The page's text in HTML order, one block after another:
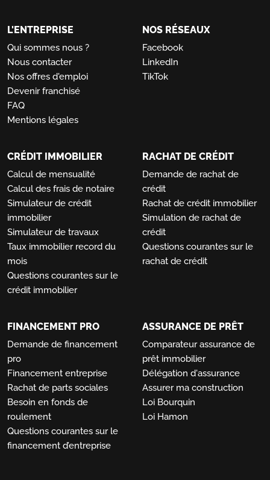
L'ENTREPRISE
Qui sommes nous ?
Nous contacter
Nos offres d'emploi
Devenir franchisé
FAQ
Mentions légales
NOS RÉSEAUX
Facebook
LinkedIn
TikTok
CRÉDIT IMMOBILIER
Calcul de mensualité
Calcul des frais de notaire
Simulateur de crédit
immobilier
Simulateur de travaux
Taux immobilier record du
mois
Questions courantes sur le
crédit immobilier
RACHAT DE CRÉDIT
Demande de rachat de
crédit
Rachat de crédit immobilier
Simulation de rachat de
crédit
Questions courantes sur le
rachat de crédit
FINANCEMENT PRO
Demande de financement
pro
Financement entreprise
Rachat de parts sociales
Besoin en fonds de
roulement
Questions courantes sur le
financement d’entreprise
ASSURANCE DE PRÊT
Comparateur assurance de
prêt immobilier
Délégation d'assurance
Assurer ma construction
Loi Bourquin
Loi Hamon